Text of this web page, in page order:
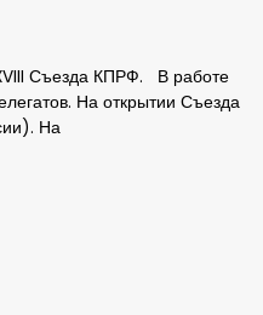
Съезда КПРФ. В работе
На открытии Съезда
На